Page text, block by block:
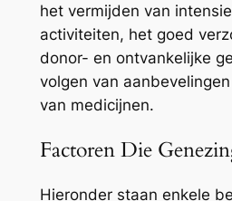
het vermijden van
activiteiten, het goed
donor- en ontvankelijke
volgen van
van medicijnen.
Factoren Die
Hieronder staan enkele